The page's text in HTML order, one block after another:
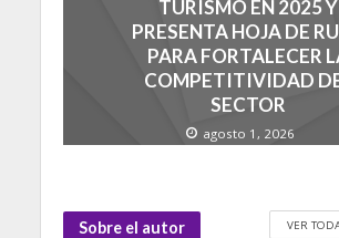
TURISMO EN 2025 Y
PRESENTA HOJA DE
PARA FORTALECER
COMPETITIVIDAD
SECTOR
agosto 1, 2026
Sobre el autor VER